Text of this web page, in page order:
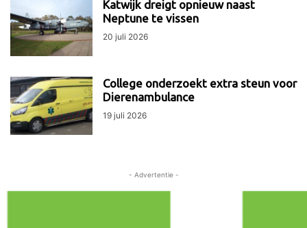
Katwijk dreigt opnieuw naast
Neptune te vissen
20 juli 2026
College onderzoekt extra steun voor
Dierenambulance
19 juli 2026
- Advertentie -